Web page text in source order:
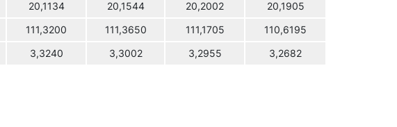
20,1134 20,1544 20,2002 20,1905
111,3200 111,3650 111,1705 110,6195
3,3240 3,3002 3,2955 3,2682